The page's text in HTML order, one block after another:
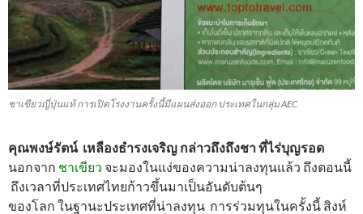
ชาเขียวญี่ปุ่นแท้ การเปิดโรงงานครั้งนี้มีแผนส่งออก ประเทศในกลุ่ม AEC
คุณพงษ์รัตน์ เหลืองธำรงเจริญ กล่าวถึงถึงชา ที่ไร่บุญรอด
นอกจาก ชาเขียว จะมองในแง่ของความน่าลงทุนแล้ว ถึงตอนนี้
ถึงเวลาที่ประเทศไทยก้าวขึ้นมาเป็นอันดับต้นๆ
ของโลก ในฐานะประเทศที่น่าลงทุน การร่วมทุนในครั้งนี้ สิงห์